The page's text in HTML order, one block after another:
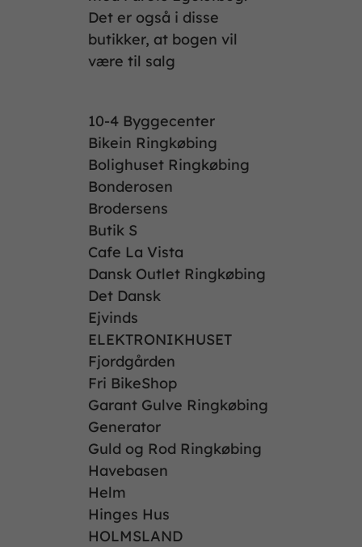
Det er også i disse
butikker, at bogen vil
være til salg
10-4 Byggecenter
Bikein Ringkøbing
Bolighuset Ringkøbing
Bonderosen
Brodersens
Butik S
Cafe La Vista
Dansk Outlet Ringkøbing
Det Dansk
Ejvinds
ELEKTRONIKHUSET
Fjordgården
Fri BikeShop
Garant Gulve Ringkøbing
Generator
Guld og Rod Ringkøbing
Havebasen
Helm
Hinges Hus
HOLMSLAND